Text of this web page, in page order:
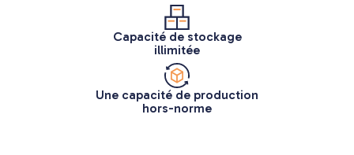
Capacité de stockage
illimitée
Une capacité de production
hors-norme